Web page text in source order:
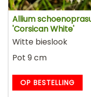
Allium
'Corsican White'
Witte bieslook
Pot 9 cm
OP BESTELLING